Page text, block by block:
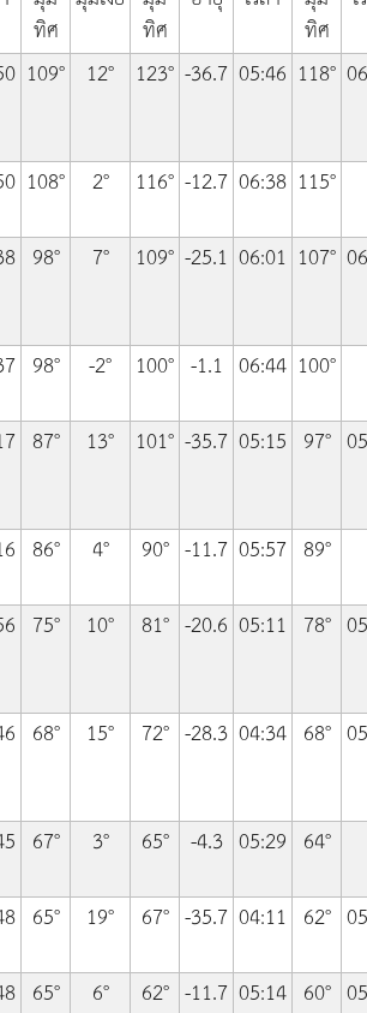
ทิศ ทิศ ทิศ
109° 12° 123° -36.7 05:46 118°
108° 2° 116° -12.7 06:38 115°
98° 7° 109° -25.1 06:01 107°
98° -2° 100° -1.1 06:44 100°
87° 13° 101° -35.7 05:15 97°
86° 4° 90° -11.7 05:57 89°
75° 10° 81° -20.6 05:11 78°
68° 15° 72° -28.3 04:34 68°
67° 3° 65° -4.3 05:29 64°
65° 19° 67° -35.7 04:11 62°
65° 6° 62° -11.7 05:14 60°